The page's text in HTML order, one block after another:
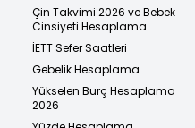
Çin Takvimi 2026 ve Bebek
Cinsiyeti Hesaplama
İETT Sefer Saatleri
Gebelik Hesaplama
Yükselen Burç Hesaplama
2026